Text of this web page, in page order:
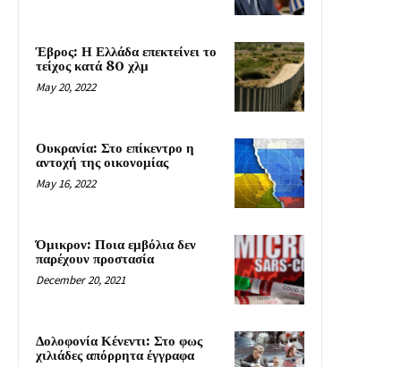
Έβρος: Η Ελλάδα επεκτείνει το
τείχος κατά 80 χλμ
May 20, 2022
Ουκρανία: Στο επίκεντρο η
αντοχή της οικονομίας
May 16, 2022
Όμικρον: Ποια εμβόλια δεν
παρέχουν προστασία
December 20, 2021
Δολοφονία Κένεντι: Στο φως
χιλιάδες απόρρητα έγγραφα